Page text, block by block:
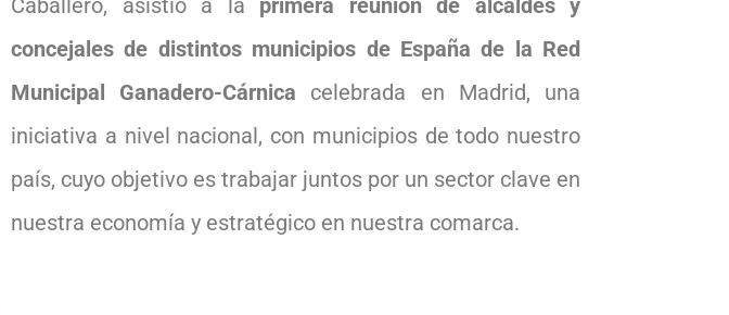
Caballero, asistió a la primera reunión de alcaldes y
concejales de distintos municipios de España de la Red
Municipal Ganadero-Cárnica celebrada en Madrid, una
iniciativa a nivel nacional, con municipios de todo nuestro
país, cuyo objetivo es trabajar juntos por un sector clave en
nuestra economía y estratégico en nuestra comarca.